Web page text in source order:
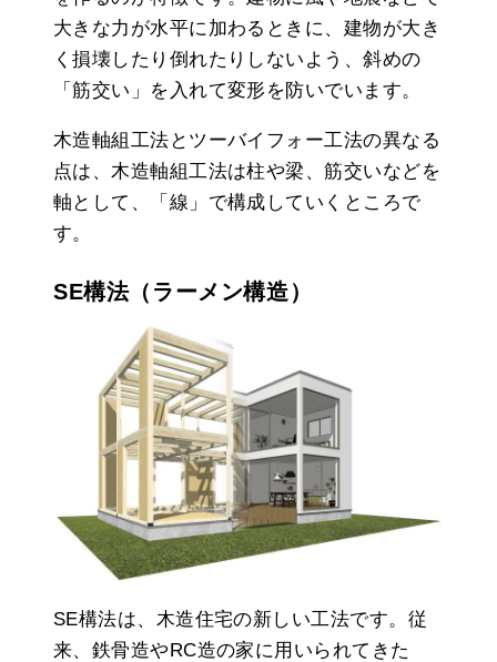
大きな力が水平に加わるときに、建物が大き
く損壊したり倒れたりしないよう、斜めの
「筋交い」を入れて変形を防いでいます。
木造軸組工法とツーバイフォー工法の異なる
点は、木造軸組工法は柱や梁、筋交いなどを
軸として、「線」で構成していくところで
す。
SE構法（ラーメン構造）
SE構法は、木造住宅の新しい工法です。従
来、鉄骨造やRC造の家に用いられてきた